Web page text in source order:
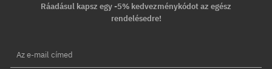
Ráadásul kapsz egy -5% kedvezménykódot az egész
rendelésedre!
Az e-mail címed